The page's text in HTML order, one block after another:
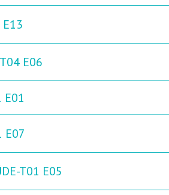
E13
E06
E01
E07
T01 E05